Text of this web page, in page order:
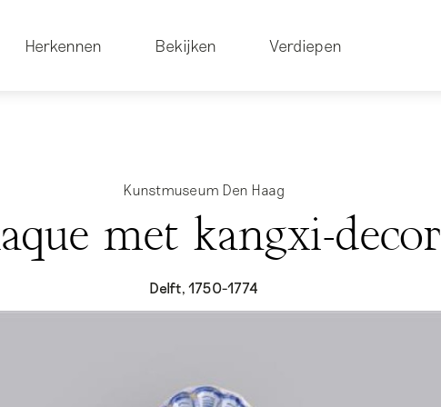
Herkennen Bekijken Verdiepen
Kunstmuseum Den Haag
met kangxi-decor
Delft, 1750-1774